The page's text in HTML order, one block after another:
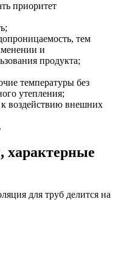
приоритет
тем
и
продукта;
температуры без
утепления;
воздействию внешних
для труб делится на